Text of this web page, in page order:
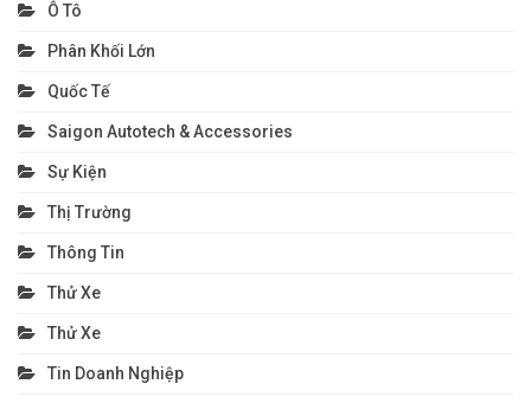
Ô Tô
Phân Khối Lớn
Quốc Tế
Saigon Autotech & Accessories
Sự Kiện
Thị Trường
Thông Tin
Thử Xe
Thử Xe
Tin Doanh Nghiệp